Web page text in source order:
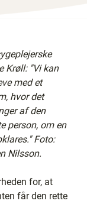
Krøll: ''Vi kan
med et
hvor det
af den
person, om en
Foto:
Nilsson.
for, at
får den rette